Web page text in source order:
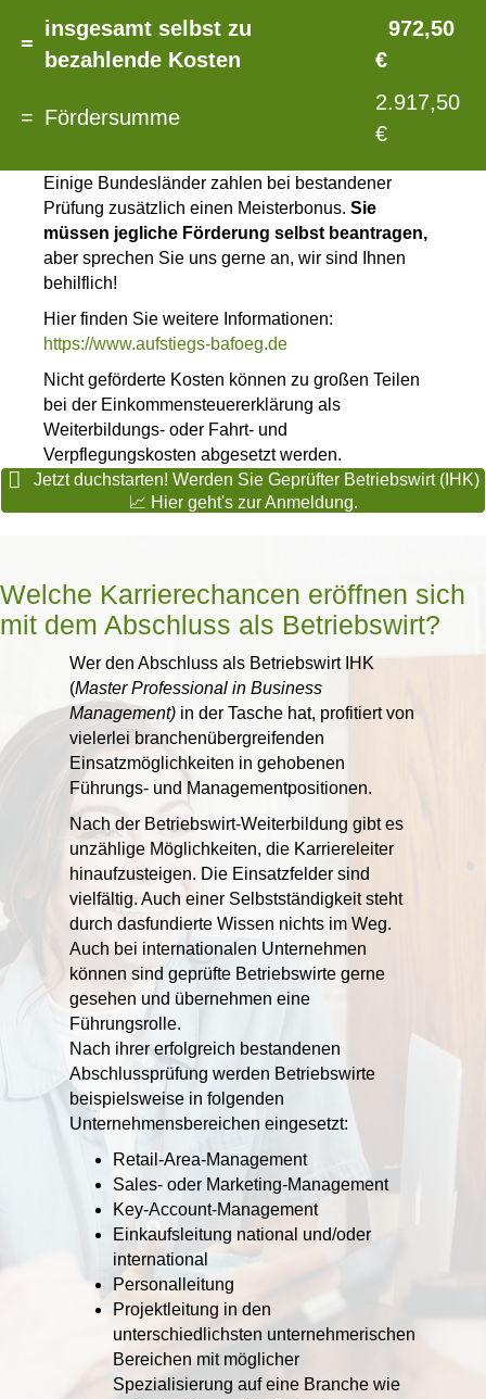
=
insgesamt selbst zu
bezahlende Kosten
972,50
€
= Fördersumme
2.917,50
€
Einige Bundesländer zahlen bei bestandener
Prüfung zusätzlich einen Meisterbonus. Sie
müssen jegliche Förderung selbst beantragen,
aber sprechen Sie uns gerne an, wir sind Ihnen
behilflich!
Hier finden Sie weitere Informationen:
https://www.aufstiegs-bafoeg.de
Nicht geförderte Kosten können zu großen Teilen
bei der Einkommensteuererklärung als
Weiterbildungs- oder Fahrt- und
Verpflegungskosten abgesetzt werden.
Jetzt duchstarten! Werden Sie Geprüfter Betriebswirt (IHK)
📈 Hier geht's zur Anmeldung.
Welche Karrierechancen eröffnen sich
mit dem Abschluss als Betriebswirt?
Wer den Abschluss als Betriebswirt IHK
(Master Professional in Business
Management) in der Tasche hat, profitiert von
vielerlei branchenübergreifenden
Einsatzmöglichkeiten in gehobenen
Führungs- und Managementpositionen.
Nach der Betriebswirt-Weiterbildung gibt es
unzählige Möglichkeiten, die Karriereleiter
hinaufzusteigen. Die Einsatzfelder sind
vielfältig. Auch einer Selbstständigkeit steht
durch dasfundierte Wissen nichts im Weg.
Auch bei internationalen Unternehmen
können sind geprüfte Betriebswirte gerne
gesehen und übernehmen eine
Führungsrolle.
Nach ihrer erfolgreich bestandenen
Abschlussprüfung werden Betriebswirte
beispielsweise in folgenden
Unternehmensbereichen eingesetzt:
Retail-Area-Management
Sales- oder Marketing-Management
Key-Account-Management
Einkaufsleitung national und/oder
international
Personalleitung
Projektleitung in den
unterschiedlichsten unternehmerischen
Bereichen mit möglicher
Spezialisierung auf eine Branche wie